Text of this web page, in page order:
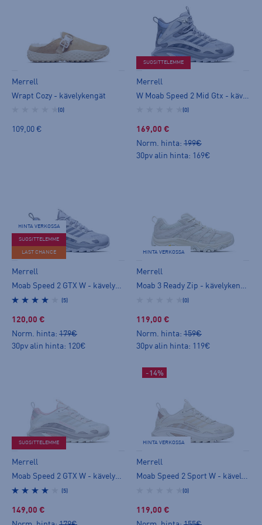
Merrell
Wrapt Cozy - kävelykengät
(0)
109,00 €
SUOSITTELEMME
Merrell
(0)
169,00 €
Norm. hinta: 199€
30pv alin hinta: 169€
HINTA VERKOSSA
SUOSITTELEMME
LAST CHANCE
Merrell
Moab Speed 2 GTX W - kävelykengät
(5)
120,00 €
Norm. hinta: 179€
30pv alin hinta: 120€
HINTA VERKOSSA
Merrell
Moab 3 Ready Zip - kävelykengät
(0)
119,00 €
Norm. hinta: 159€
30pv alin hinta: 119€
SUOSITTELEMME
Merrell
Moab Speed 2 GTX W - kävelykengät
(5)
149,00 €
-14%
HINTA VERKOSSA
Merrell
Moab Speed 2 Sport W - kävelykengät
(0)
119,00 €